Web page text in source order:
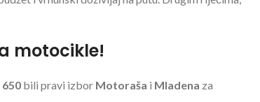
motocikle!
bili pravi izbor Motoraša i Mladena za